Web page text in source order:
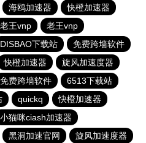
海鸥加速器
快橙加速器
老王vnp
老王vnp
DISBAO下载站
免费跨墙软件
快橙加速器
旋风加速度器
免费跨墙软件
6513下载站
quickq
快橙加速器
小猫咪ciash加速器
黑洞加速官网 旋风加速度器